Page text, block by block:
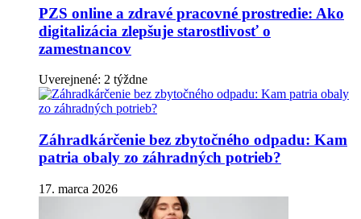
PZS online a zdravé pracovné prostredie: Ako
digitalizácia zlepšuje starostlivosť o
zamestnancov
Uverejnené: 2 týždne
Záhradkárčenie bez zbytočného odpadu: Kam
patria obaly zo záhradných potrieb?
17. marca 2026